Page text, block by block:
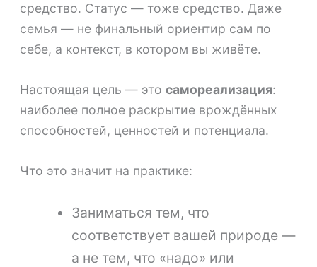
средство. Статус — тоже средство. Даже
семья — не финальный ориентир сам по
себе, а контекст, в котором вы живёте.
Настоящая цель — этосамореализация:
наиболее полное раскрытие врождённых
способностей, ценностей и потенциала.
Что это значит на практике:
Заниматься тем, что
соответствует вашей природе —
а не тем, что «надо» или